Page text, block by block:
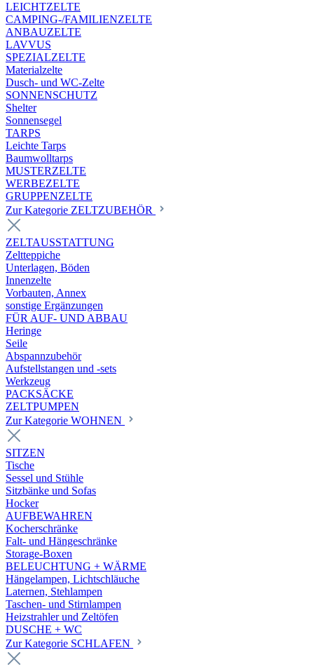
LEICHTZELTE
CAMPING-/FAMILIENZELTE
ANBAUZELTE
LAVVUS
SPEZIALZELTE
Materialzelte
Dusch- und WC-Zelte
SONNENSCHUTZ
Shelter
Sonnensegel
TARPS
Leichte Tarps
Baumwolltarps
MUSTERZELTE
WERBEZELTE
GRUPPENZELTE
Zur Kategorie ZELTZUBEHÖR
ZELTAUSSTATTUNG
Zeltteppiche
Unterlagen, Böden
Innenzelte
Vorbauten, Annex
sonstige Ergänzungen
FÜR AUF- UND ABBAU
Heringe
Seile
Abspannzubehör
Aufstellstangen und -sets
Werkzeug
PACKSÄCKE
ZELTPUMPEN
Zur Kategorie WOHNEN
SITZEN
Tische
Sessel und Stühle
Sitzbänke und Sofas
Hocker
AUFBEWAHREN
Kocherschränke
Falt- und Hängeschränke
Storage-Boxen
BELEUCHTUNG + WÄRME
Hängelampen, Lichtschläuche
Laternen, Stehlampen
Taschen- und Stirnlampen
Heizstrahler und Zeltöfen
DUSCHE + WC
Zur Kategorie SCHLAFEN